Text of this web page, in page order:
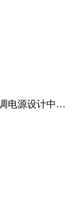
电源设计中的